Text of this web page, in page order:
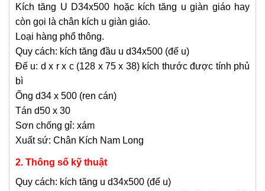
Kích tăng U D34x500 hoặc kích tăng u giàn giáo hay
còn gọi là chân kích u giàn giáo.
Loại hàng phổ thông.
Quy cách: kích tăng đầu u d34x500 (đế u)
Đế u: d x r x c (128 x 75 x 38) kích thước được tính phủ
bì
Ống d34 x 500 (ren cán)
Tán d50 x 30
Sơn chống gỉ: xám
Xuất sứ: Chân Kích Nam Long
2. Thông số kỹ thuật
Quy cách: kích tăng u d34x500 (đế u)